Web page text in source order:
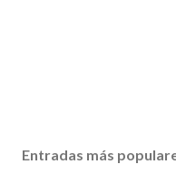
Entradas más